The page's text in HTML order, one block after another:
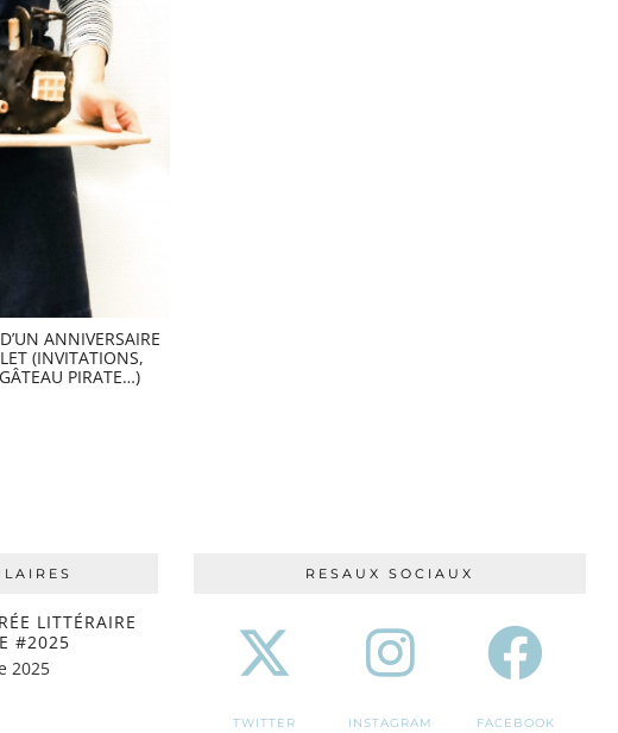
ANNIVERSAIRE
(INVITATIONS,
PIRATE…)
LITTÉRAIRE
#2025
2025
RESAUX SOCIAUX
TWITTER INSTAGRAM FACEBOOK